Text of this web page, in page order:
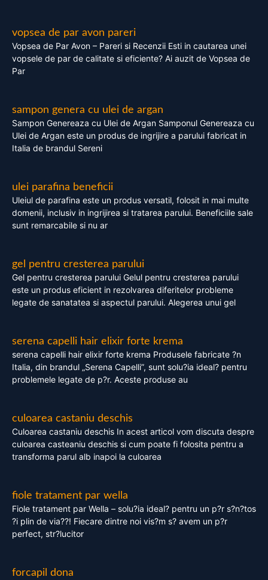
vopsea de par avon pareri
Vopsea de Par Avon – Pareri si Recenzii Esti in cautarea unei
vopsele de par de calitate si eficiente? Ai auzit de Vopsea de
Par
sampon genera cu ulei de argan
Sampon Genereaza cu Ulei de Argan Samponul Genereaza cu
Ulei de Argan este un produs de ingrijire a parului fabricat in
Italia de brandul Sereni
ulei parafina beneficii
Uleiul de parafina este un produs versatil, folosit in mai multe
domenii, inclusiv in ingrijirea si tratarea parului. Beneficiile sale
sunt remarcabile si nu ar
gel pentru cresterea parului
Gel pentru cresterea parului Gelul pentru cresterea parului
este un produs eficient in rezolvarea diferitelor probleme
legate de sanatatea si aspectul parului. Alegerea unui gel
serena capelli hair elixir forte krema
serena capelli hair elixir forte krema Produsele fabricate ?n
Italia, din brandul „Serena Capelli”, sunt solu?ia ideal? pentru
problemele legate de p?r. Aceste produse au
culoarea castaniu deschis
Culoarea castaniu deschis In acest articol vom discuta despre
culoarea casteaniu deschis si cum poate fi folosita pentru a
transforma parul alb inapoi la culoarea
fiole tratament par wella
Fiole tratament par Wella – solu?ia ideal? pentru un p?r s?n?tos
?i plin de via??! Fiecare dintre noi vis?m s? avem un p?r
perfect, str?lucitor
forcapil dona